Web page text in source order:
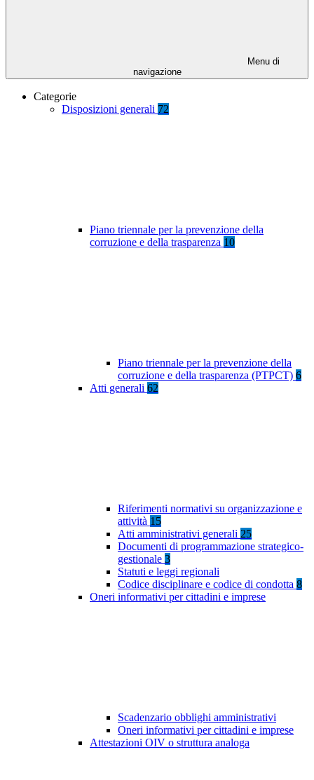
Menu di
navigazione
Categorie
Disposizioni generali 72
Piano triennale per la prevenzione della
corruzione e della trasparenza 10
Piano triennale per la prevenzione della
corruzione e della trasparenza (PTPCT) 6
Atti generali 62
Riferimenti normativi su organizzazione e
attività 15
Atti amministrativi generali 25
Documenti di programmazione strategico-
gestionale 3
Statuti e leggi regionali
Codice disciplinare e codice di condotta 8
Oneri informativi per cittadini e imprese
Scadenzario obblighi amministrativi
Oneri informativi per cittadini e imprese
Attestazioni OIV o struttura analoga